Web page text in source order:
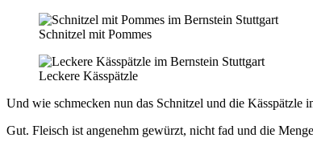
Schnitzel mit Pommes
Leckere Kässpätzle
Und wie schmecken nun das Schnitzel und die Kässpätzle
Gut. Fleisch ist angenehm gewürzt, nicht fad und die